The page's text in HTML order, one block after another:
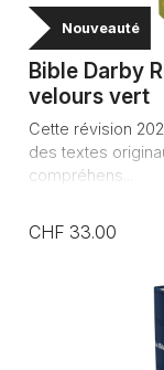
Nouveauté
Bible Darby
velours vert
Cette révision
des textes
compréhens...
CHF 33.00